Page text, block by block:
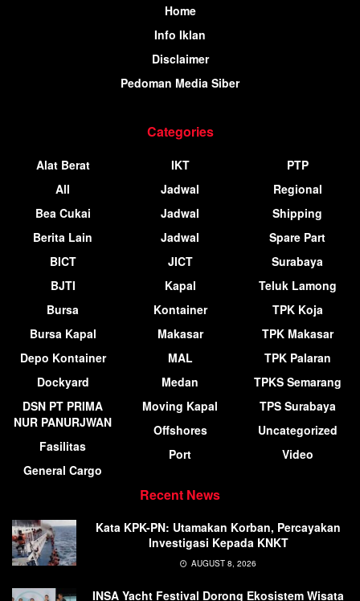
Home
Info Iklan
Disclaimer
Pedoman Media Siber
Categories
Alat Berat
All
Bea Cukai
Berita Lain
BICT
BJTI
Bursa
Bursa Kapal
Depo Kontainer
Dockyard
DSN PT PRIMA
NUR PANURJWAN
Fasilitas
General Cargo
IKT
Jadwal
Jadwal
Jadwal
JICT
Kapal
Kontainer
Makasar
MAL
Medan
Moving Kapal
Offshores
Port
PTP
Regional
Shipping
Spare Part
Surabaya
Teluk Lamong
TPK Koja
TPK Makasar
TPK Palaran
TPKS Semarang
TPS Surabaya
Uncategorized
Video
Recent News
Kata KPK-PN: Utamakan Korban, Percayakan
Investigasi Kepada KNKT
AUGUST 8, 2026
INSA Yacht Festival Dorong Ekosistem Wisata